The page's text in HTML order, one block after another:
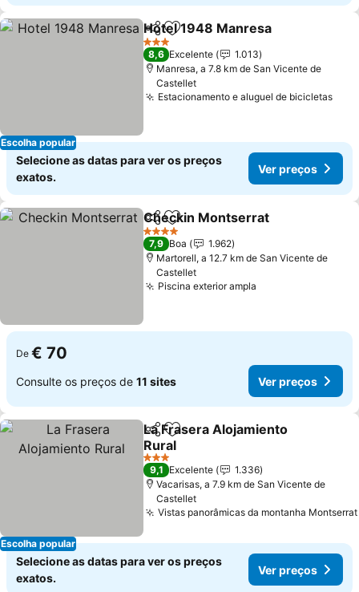
Escolha popular
PartilharAdicionar aos favoritos
Hotel 1948 Manresa
3 Estrelas
8,6 Excelente
1.013
Manresa, a 7.8 km de San Vicente de
Castellet
Estacionamento e aluguel de bicicletas
Selecione as datas para ver os preços
exatos.
Ver preços
PartilharAdicionar aos favoritos
Checkin Montserrat
4 Estrelas
7,9 Boa
1.962
Martorell, a 12.7 km de San Vicente de
Castellet
Piscina exterior ampla
De € 70
Consulte os preços de 11 sites Ver preços
Escolha popular
PartilharAdicionar aos favoritos
La Frasera Alojamiento
Rural
3 Estrelas
9,1 Excelente
1.336
Vacarisas, a 7.9 km de San Vicente de
Castellet
Vistas panorâmicas da montanha Montserrat
Selecione as datas para ver os preços
exatos.
Ver preços